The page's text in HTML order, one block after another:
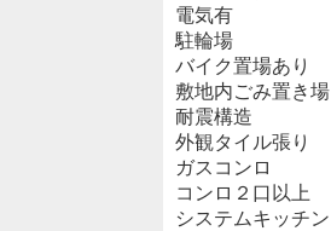
電気有
駐輪場
バイク置場あり
敷地内ごみ置き場
耐震構造
外観タイル張り
ガスコンロ
コンロ２口以上
システムキッチン